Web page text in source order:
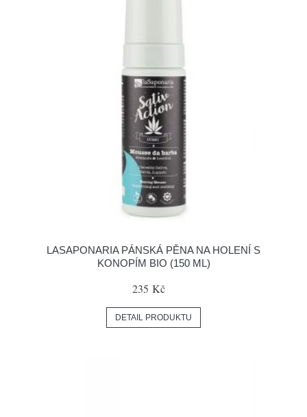
LASAPONARIA PÁNSKÁ PĚNA NA HOLENÍ S
KONOPÍM BIO (150 ML)
235 Kč
DETAIL PRODUKTU